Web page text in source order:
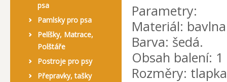
psa
Pamlsky pro psa
Pelíšky, Matrace,
Polštáře
Postroje pro psy
Přepravky, tašky
Parametry:
Materiál:
Barva: šedá.
Obsah balení:
Rozměry: